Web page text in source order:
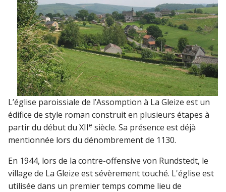
L’église paroissiale de l’Assomption à La Gleize est un
édifice de style roman construit en plusieurs étapes à
partir du début du XIIe siècle. Sa présence est déjà
mentionnée lors du dénombrement de 1130.
En 1944, lors de la contre-offensive von Rundstedt, le
village de La Gleize est sévèrement touché. L'église est
utilisée dans un premier temps comme lieu de